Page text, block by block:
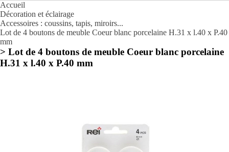
Accueil
Décoration et éclairage
Accessoires : coussins, tapis, miroirs...
Lot de 4 boutons de meuble Coeur blanc porcelaine H.31 x l.40 x P.40
mm
> Lot de 4 boutons de meuble Coeur blanc porcelaine
H.31 x l.40 x P.40 mm